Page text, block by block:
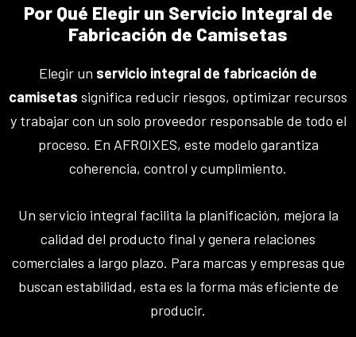
Por Qué Elegir un Servicio Integral de
Fabricación de Camisetas
Elegir un servicio integral de fabricación de
camisetas significa reducir riesgos, optimizar recursos
y trabajar con un solo proveedor responsable de todo el
proceso. En AFROIXES, este modelo garantiza
coherencia, control y cumplimiento.
Un servicio integral facilita la planificación, mejora la
calidad del producto final y genera relaciones
comerciales a largo plazo. Para marcas y empresas que
buscan estabilidad, esta es la forma más eficiente de
producir.